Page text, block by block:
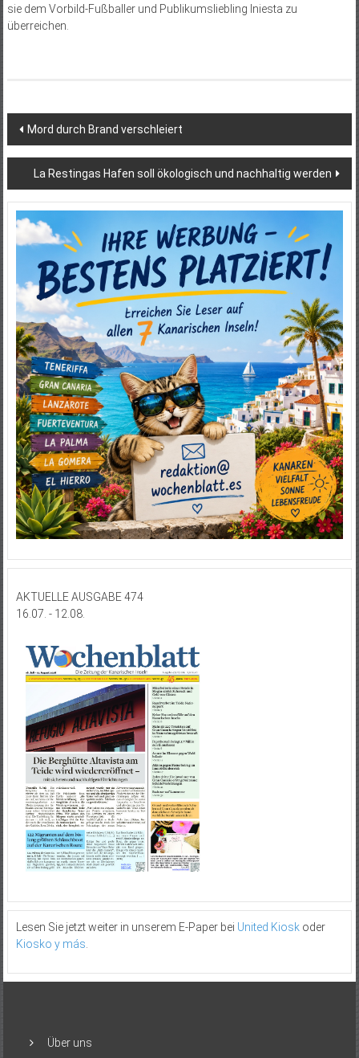
sie dem Vorbild-Fußballer und Publikumsliebling Iniesta zu
überreichen.
Beitragsnavigation
Mord durch Brand verschleiert
La Restingas Hafen soll ökologisch und nachhaltig werden
AKTUELLE AUSGABE 474
16.07. - 12.08.
Lesen Sie jetzt weiter in unserem E-Paper bei United Kioskoder
Kiosko y más.
Über uns